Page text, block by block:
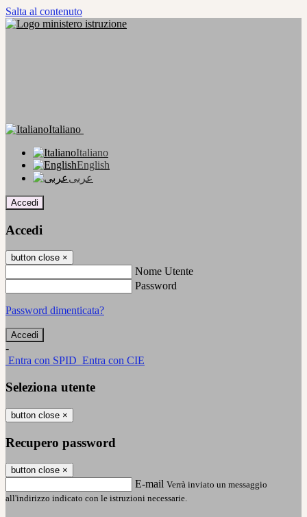
Salta al contenuto
Italiano
Italiano
English
عربى
Accedi
Accedi
button close ×
Nome Utente
Password
Password dimenticata?
-
Entra con SPID Entra con CIE
Seleziona utente
button close ×
Recupero password
button close ×
E-mail Verrà inviato un messaggio
all'indirizzo indicato con le istruzioni necessarie.